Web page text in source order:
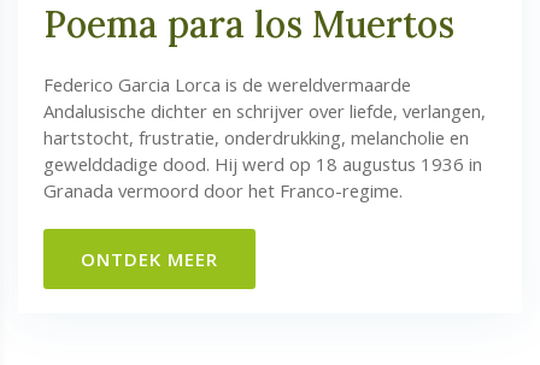
Poema para los Muertos
Federico Garcia Lorca is de wereldvermaarde
Andalusische dichter en schrijver over liefde, verlangen,
hartstocht, frustratie, onderdrukking, melancholie en
gewelddadige dood. Hij werd op 18 augustus 1936 in
Granada vermoord door het Franco-regime.
ONTDEK MEER